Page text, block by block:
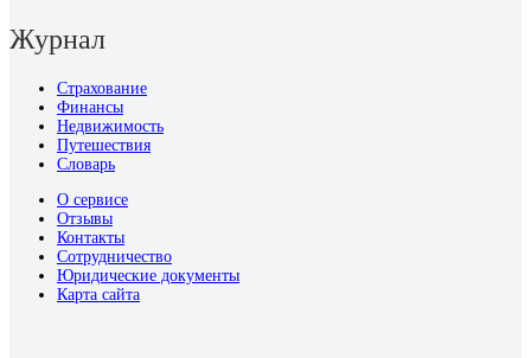
Журнал
Страхование
Финансы
Недвижимость
Путешествия
Словарь
О сервисе
Отзывы
Контакты
Сотрудничество
Юридические документы
Карта сайта